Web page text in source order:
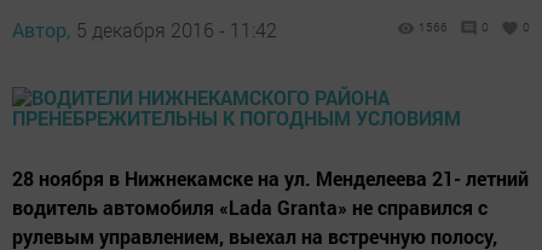
Автор, 5 декабря 2016 - 11:42 1566 0 0
28 ноября в Нижнекамске на ул. Менделеева 21- летний
водитель автомобиля «Lada Granta» не справился с
рулевым управлением, выехал на встречную полосу,